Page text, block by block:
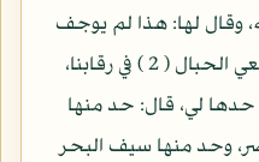
وقال لها: هذا لم يوجف
عليه أبوك بخيل ولا ركاب، فضعي الحبال ( 2 ) في رقابنا،
حدها لي، قال: حد منها
وحد منها سيف البحر